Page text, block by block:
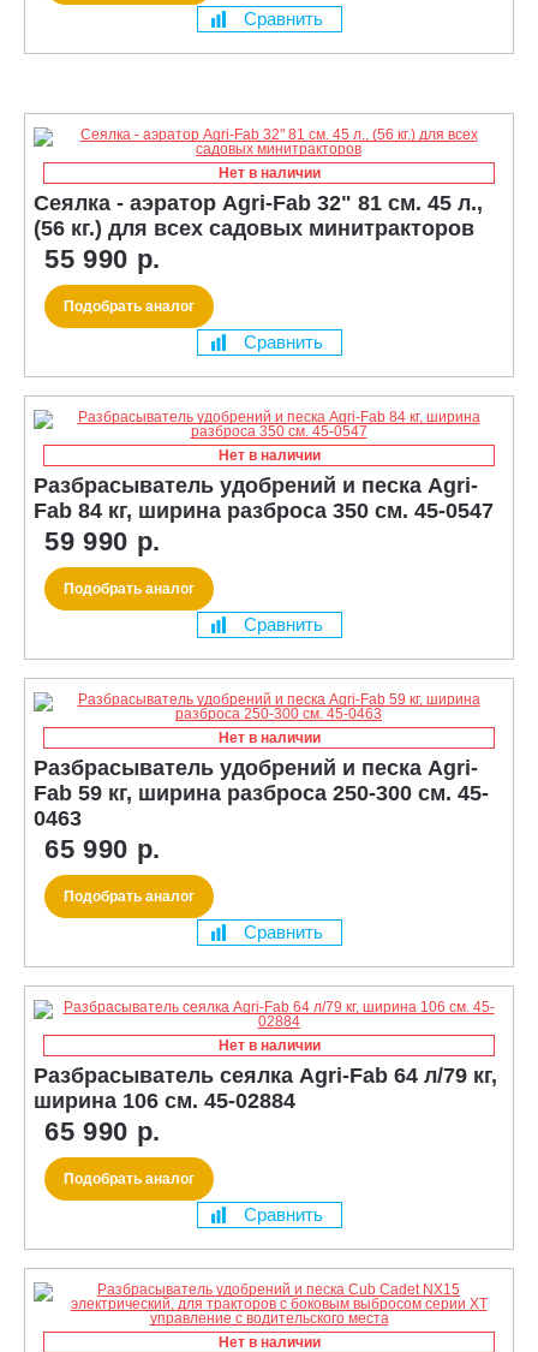
Сравнить
Нет в наличии
Сеялка - аэратор Agri-Fab 32" 81 см. 45 л.,
(56 кг.) для всех садовых минитракторов
55 990 р.
Подобрать аналог
Сравнить
Нет в наличии
Разбрасыватель удобрений и песка Agri-
Fab 84 кг, ширина разброса 350 см. 45-0547
59 990 р.
Подобрать аналог
Сравнить
Нет в наличии
Разбрасыватель удобрений и песка Agri-
Fab 59 кг, ширина разброса 250-300 см. 45-
0463
65 990 р.
Подобрать аналог
Сравнить
Нет в наличии
Разбрасыватель сеялка Agri-Fab 64 л/79 кг,
ширина 106 см. 45-02884
65 990 р.
Подобрать аналог
Сравнить
Нет в наличии